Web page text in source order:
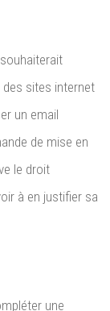
des sites internet
un email
de mise en
le droit
à en justifier sa
une